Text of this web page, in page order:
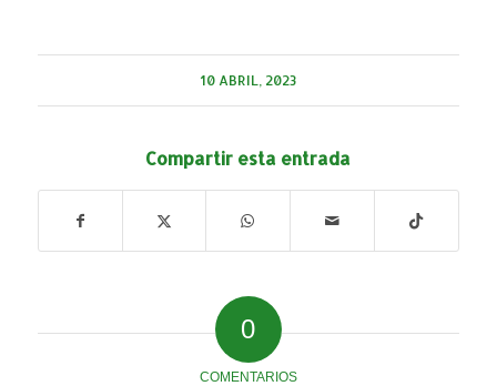
10 ABRIL, 2023
Compartir esta entrada
0
COMENTARIOS